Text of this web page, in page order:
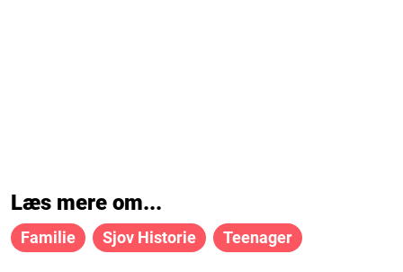
Læs mere om...
Familie Sjov Historie Teenager